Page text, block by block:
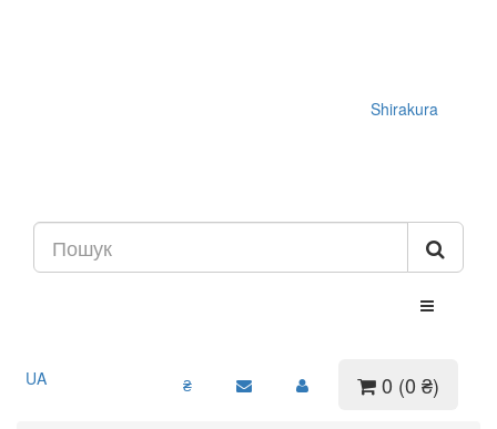
Shirakura
UA ₴ 0 (0 ₴)